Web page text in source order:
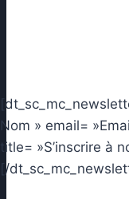
Nom » email=
title= »S’inscrire à
[/